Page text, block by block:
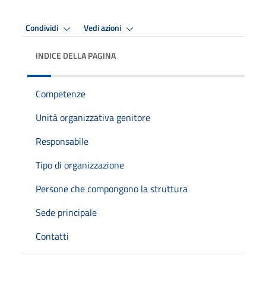
Condividi Vedi azioni
INDICE DELLA PAGINA
Competenze
Unità organizzativa genitore
Responsabile
Tipo di organizzazione
Persone che compongono la struttura
Sede principale
Contatti